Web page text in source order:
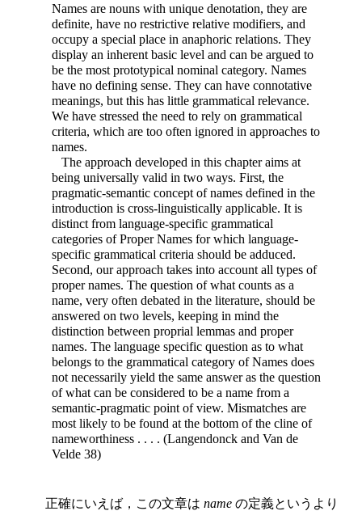
Names are nouns with unique denotation, they are
definite, have no restrictive relative modifiers, and
occupy a special place in anaphoric relations. They
display an inherent basic level and can be argued to
be the most prototypical nominal category. Names
have no defining sense. They can have connotative
meanings, but this has little grammatical relevance.
We have stressed the need to rely on grammatical
criteria, which are too often ignored in approaches to
names.
The approach developed in this chapter aims at
being universally valid in two ways. First, the
pragmatic-semantic concept of names defined in the
introduction is cross-linguistically applicable. It is
distinct from language-specific grammatical
categories of Proper Names for which language-
specific grammatical criteria should be adduced.
Second, our approach takes into account all types of
proper names. The question of what counts as a
name, very often debated in the literature, should be
answered on two levels, keeping in mind the
distinction between proprial lemmas and proper
names. The language specific question as to what
belongs to the grammatical category of Names does
not necessarily yield the same answer as the question
of what can be considered to be a name from a
semantic-pragmatic point of view. Mismatches are
most likely to be found at the bottom of the cline of
nameworthiness . . . . (Langendonck and Van de
Velde 38)
正確にいえば，この文章は name の定義というより